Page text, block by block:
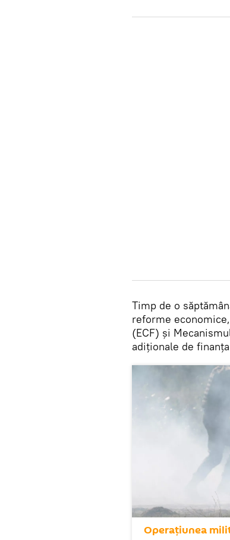
Timp de o
reforme
(ECF) și
adiționale de
Operațiunea